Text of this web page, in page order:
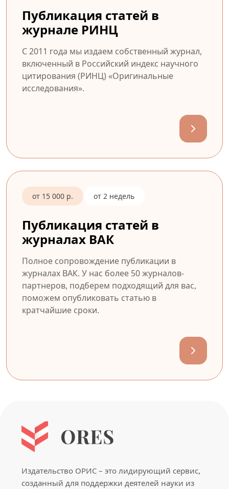
Публикация статей в
журнале РИНЦ
С 2011 года мы издаем собственный журнал,
включенный в Российский индекс научного
цитирования (РИНЦ) «Оригинальные
исследования».
от 15 000 р. от 2 недель
Публикация статей в
журналах ВАК
Полное сопровождение публикации в
журналах ВАК. У нас более 50 журналов-
партнеров, подберем подходящий для вас,
поможем опубликовать статью в
кратчайшие сроки.
Издательство ОРИС – это лидирующий сервис,
созданный для поддержки деятелей науки из